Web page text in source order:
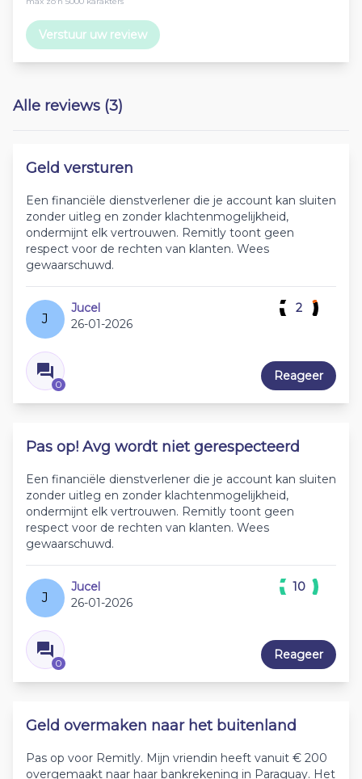
Verstuur uw review
Alle reviews (3)
Geld versturen
Een financiële dienstverlener die je account kan sluiten
zonder uitleg en zonder klachtenmogelijkheid,
ondermijnt elk vertrouwen. Remitly toont geen
respect voor de rechten van klanten. Wees
gewaarschuwd.
J
Jucel
26-01-2026
0
2
Reageer
Pas op! Avg wordt niet gerespecteerd
Een financiële dienstverlener die je account kan sluiten
zonder uitleg en zonder klachtenmogelijkheid,
ondermijnt elk vertrouwen. Remitly toont geen
respect voor de rechten van klanten. Wees
gewaarschuwd.
J
Jucel
26-01-2026
0
10
Reageer
Geld overmaken naar het buitenland
Pas op voor Remitly. Mijn vriendin heeft vanuit € 200
overgemaakt naar haar bankrekening in Paraguay. Het